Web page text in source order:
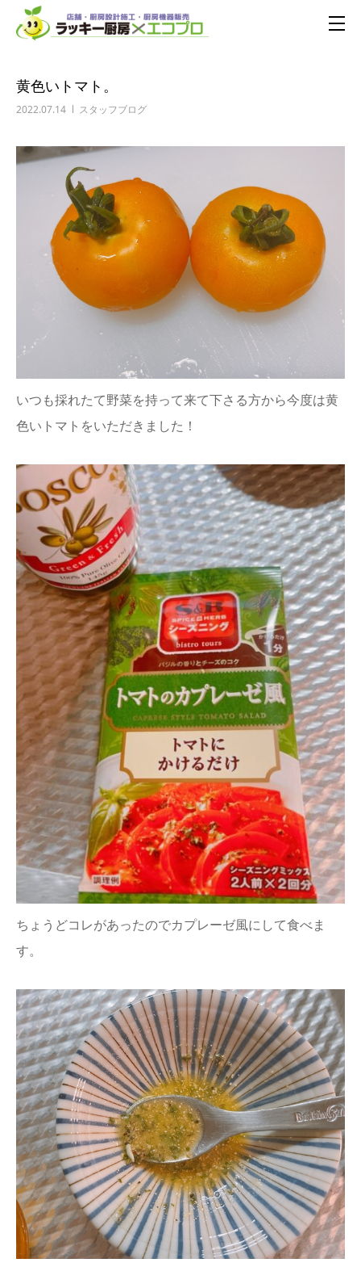
黄色いトマト。
2022.07.14 スタッフブログ
いつも採れたて野菜を持って来て下さる方から今度は黄
色いトマトをいただきました！
ちょうどコレがあったのでカプレーゼ風にして食べま
す。